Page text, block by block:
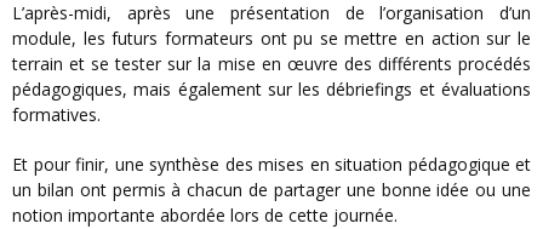
L’après-midi, après une présentation de l’organisation d’un
module, les futurs formateurs ont pu se mettre en action sur le
terrain et se tester sur la mise en œuvre des différents procédés
pédagogiques, mais également sur les débriefings et évaluations
formatives.
Et pour finir, une synthèse des mises en situation pédagogique et
un bilan ont permis à chacun de partager une bonne idée ou une
notion importante abordée lors de cette journée.